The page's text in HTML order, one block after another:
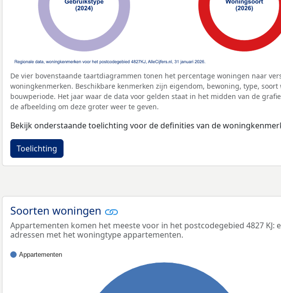
De vier bovenstaande taartdiagrammen tonen het percentage woningen naar
woningkenmerken. Beschikbare kenmerken zijn eigendom, bewoning, type, soort
bouwperiode. Het jaar waar de data voor gelden staat in het midden van de
de afbeelding om deze groter weer te geven.
Bekijk onderstaande toelichting voor de definities van de
Toelichting
Soorten woningen
Appartementen komen het meeste voor in het postcodegebied 4827 KJ:
adressen met het woningtype appartementen.
Appartementen